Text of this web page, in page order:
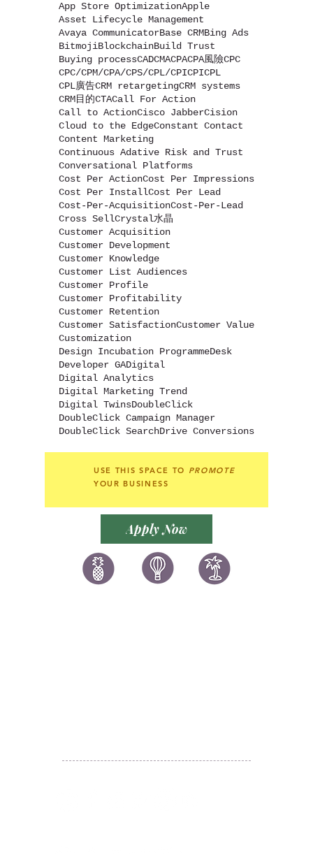
App Store OptimizationApple
Asset Lifecycle Management
Avaya CommunicatorBase CRMBing Ads
BitmojiBlockchainBuild Trust
Buying processCADCMACPACPA風險CPC
CPC/CPM/CPA/CPS/CPL/CPICPICPL
CPL廣告CRM retargetingCRM systems
CRM目的CTACall For Action
Call to ActionCisco JabberCision
Cloud to the EdgeConstant Contact
Content Marketing
Continuous Adative Risk and Trust
Conversational Platforms
Cost Per ActionCost Per Impressions
Cost Per InstallCost Per Lead
Cost-Per-AcquisitionCost-Per-Lead
Cross SellCrystal水晶
Customer Acquisition
Customer Development
Customer Knowledge
Customer List Audiences
Customer Profile
Customer Profitability
Customer Retention
Customer SatisfactionCustomer Value
Customization
Design Incubation ProgrammeDesk
Developer GADigital
Digital Analytics
Digital Marketing Trend
Digital TwinsDoubleClick
DoubleClick Campaign Manager
DoubleClick SearchDrive Conversions
USE THIS SPACE TO PROMOTE
YOUR BUSINESS
Apply Now